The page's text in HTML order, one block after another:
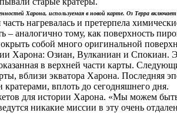
Харона, используемая в новой карте. Оз Терра
нагревалась и претерпела
аналогично тому, как поверхность
собой много оригинальной
Харона: Озиан, Вулканиан и Спокиан.
в верхней части карты.
вблизи экватора Харона. Последняя
вплоть до сегодняшнего дня.
для истории Харона. «Мы можем
никакие миссии в эту очень